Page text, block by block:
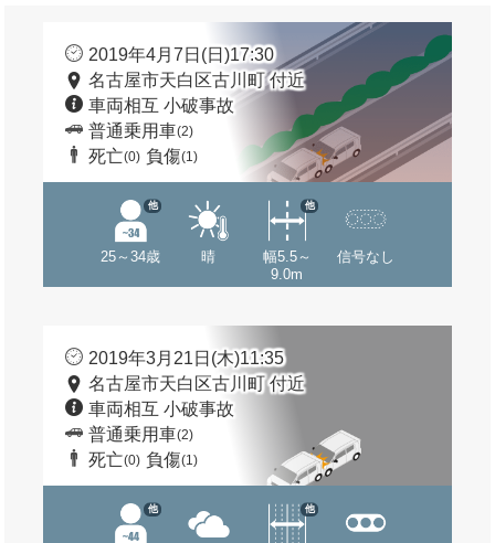
2019年4月7日(日)17:30
名古屋市天白区古川町 付近
車両相互 小破事故
普通乗用車(2)
死亡(0) 負傷(1)
25～34歳
他
晴
幅5.5～
9.0m
他
信号なし
2019年3月21日(木)11:35
名古屋市天白区古川町 付近
車両相互 小破事故
普通乗用車(2)
死亡(0) 負傷(1)
他 他